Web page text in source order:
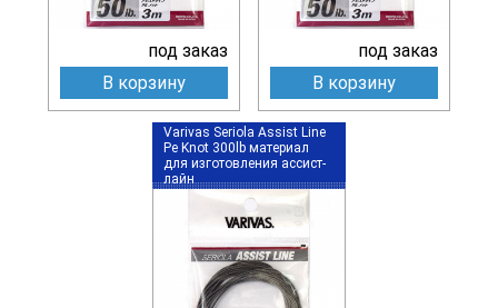
под заказ
В корзину
под заказ
В корзину
Varivas Seriola Assist Line
Pe Knot 300lb материал
для изготовления ассист-
лайн